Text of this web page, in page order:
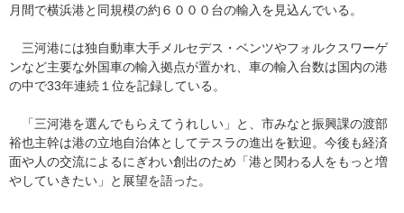
月間で横浜港と同規模の約６０００台の輸入を見込んでいる。
三河港には独自動車大手メルセデス・ベンツやフォルクスワーゲ
ンなど主要な外国車の輸入拠点が置かれ、車の輸入台数は国内の港
の中で33年連続１位を記録している。
「三河港を選んでもらえてうれしい」と、市みなと振興課の渡部
裕也主幹は港の立地自治体としてテスラの進出を歓迎。今後も経済
面や人の交流によるにぎわい創出のため「港と関わる人をもっと増
やしていきたい」と展望を語った。